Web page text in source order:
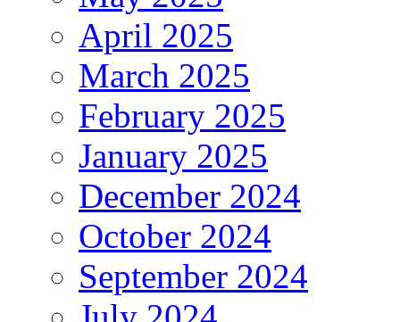
April 2025
March 2025
February 2025
January 2025
December 2024
October 2024
September 2024